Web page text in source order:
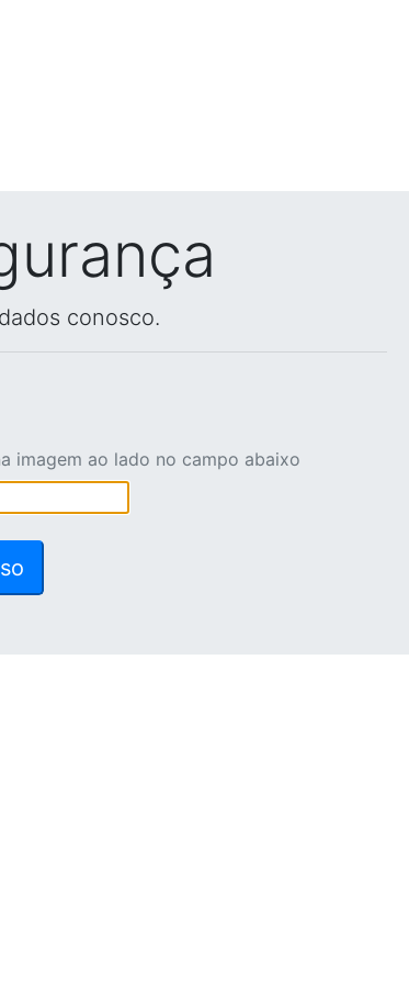
conosco.
imagem ao lado no campo abaixo